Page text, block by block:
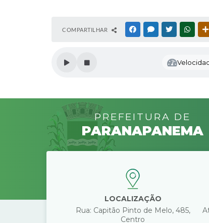
COMPARTILHAR FACEBOOKMESSENGER
TWITTER
PREFEITURA DE
PARANAPANEMA
LOCALIZAÇÃO
Rua: Capitão Pinto de Melo, 485,
Centro